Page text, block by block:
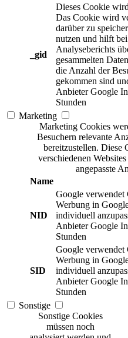
_gid
Dieses Cookie
Das Cookie wird
darüber zu
nutzen und hilft
Analyseberichts
gesammelten
die Anzahl der
gekommen sind
Anbieter Google
Stunden
Marketing
Marketing Cookies
Besuchern relevante
bereitzustellen. Diese
verschiedenen
angepasste
Name
NID
Google
Werbung in
individuell
Anbieter Google
Stunden
SID
Google
Werbung in
individuell
Anbieter Google
Stunden
Sonstige
Sonstige Cookies
müssen noch